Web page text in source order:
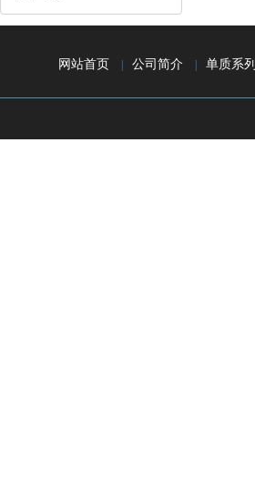
网站首页 公司简介 单质系列